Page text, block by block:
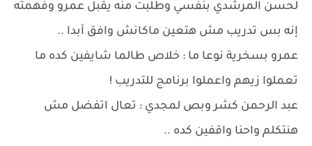
لحسن المرشدي بنفسي وطلبت منه يقبل عمرو وفهمته
إنه بس تدريب مش هتعين ماكانش وافق أبدا ..
عمرو بسخرية نوعا ما : خلاص طالما شايفين كده ما
تعملوا زيهم واعملوا برنامج للتدريب !
عبد الرحمن كشر وبص لمجدي : تعال اتفضل مش
هنتكلم واحنا واقفين كده ..